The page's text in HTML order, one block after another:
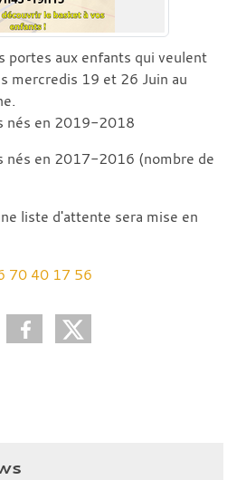
portes aux enfants qui veulent
mercredis 19 et 26 Juin au
nés en 2019-2018
en 2017-2016 (nombre de
liste d'attente sera mise en
70 40 17 56